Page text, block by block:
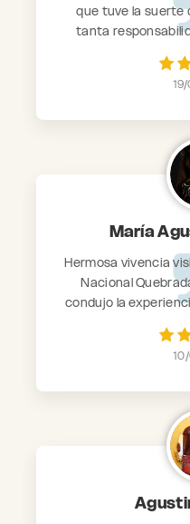
que tuve la suerte
tanta
proactivos,
genuinamente por
María
Hermosa vivencia
Nacional
condujo la
excelente,